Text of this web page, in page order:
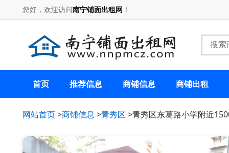
您好，欢迎访问南宁铺面出租网 ！
首页 推荐信息 商铺信息 商铺出租
网站首页>商铺信息 >青秀区 >青秀区东葛路小学附近